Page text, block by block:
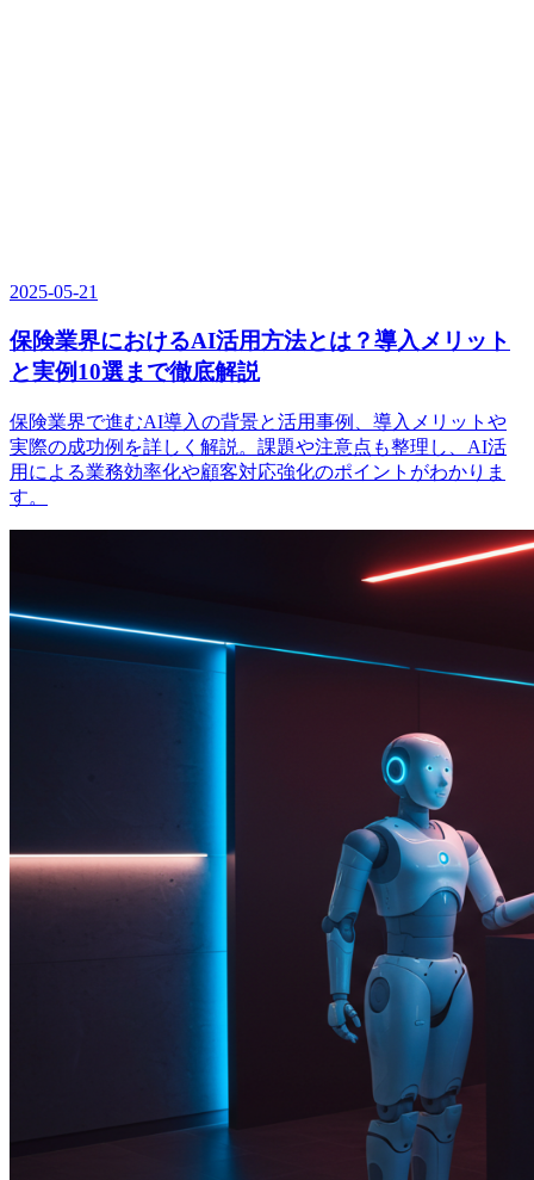
2025-05-21
保険業界におけるAI活用方法とは？導入メリット
と実例10選まで徹底解説
保険業界で進むAI導入の背景と活用事例、導入メリットや
実際の成功例を詳しく解説。課題や注意点も整理し、AI活
用による業務効率化や顧客対応強化のポイントがわかりま
す。